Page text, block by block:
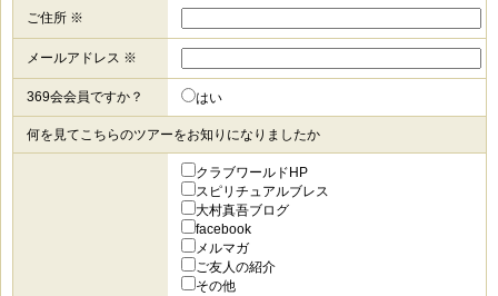
ご住所 ※
メールアドレス ※
369会会員ですか？ はい
何を見てこちらのツアーをお知りになりましたか
クラブワールドHP
スピリチュアルブレス
大村真吾ブログ
facebook
メルマガ
ご友人の紹介
その他